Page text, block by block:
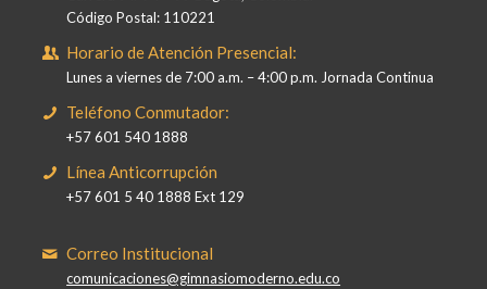
Código Postal: 110221
Horario de Atención Presencial:
Lunes a viernes de 7:00 a.m. – 4:00 p.m. Jornada Continua
Teléfono Conmutador:
+57 601 540 1888
Línea Anticorrupción
+57 601 5 40 1888 Ext 129
Correo Institucional
comunicaciones@gimnasiomoderno.edu.co